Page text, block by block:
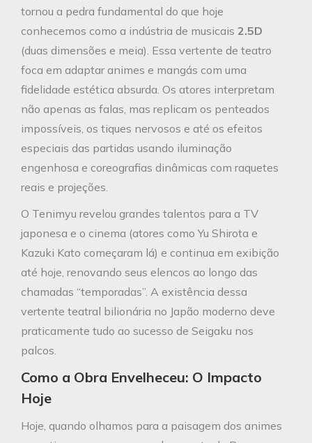
tornou a pedra fundamental do que hoje
conhecemos como a indústria de musicais 2.5D
(duas dimensões e meia). Essa vertente de teatro
foca em adaptar animes e mangás com uma
fidelidade estética absurda. Os atores interpretam
não apenas as falas, mas replicam os penteados
impossíveis, os tiques nervosos e até os efeitos
especiais das partidas usando iluminação
engenhosa e coreografias dinâmicas com raquetes
reais e projeções.
O Tenimyu revelou grandes talentos para a TV
japonesa e o cinema (atores como Yu Shirota e
Kazuki Kato começaram lá) e continua em exibição
até hoje, renovando seus elencos ao longo das
chamadas “temporadas”. A existência dessa
vertente teatral bilionária no Japão moderno deve
praticamente tudo ao sucesso de Seigaku nos
palcos.
Como a Obra Envelheceu: O Impacto
Hoje
Hoje, quando olhamos para a paisagem dos animes